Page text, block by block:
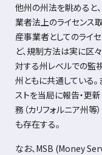
他州の州法を眺めると
業者法上のライセンス
産事業者としてのライ
ど、規制方法は実に区
対する州レベルでの監
州ともに共通している
ストを当局に報告・更
務（カリフォルニア州等
も存在する。
なお、 MSB (Money